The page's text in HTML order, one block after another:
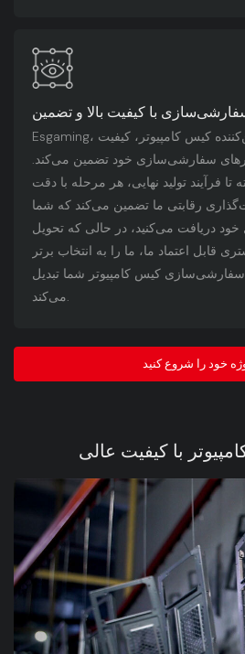
با کیفیت بالا و تضمین
Esgaming، به عنوان یک تامین‌کننده کیس کامپیوتر، کیفیت
سفارشی‌سازی خود تضمین می‌کند.
تا فرآیند تولید نهایی، هر مرحله با دقت
رقابتی ما تضمین می‌کند که شما
خود دریافت می‌کنید، در حالی که تحویل
قابل اعتماد ما، ما را به انتخاب برتر
سفارشی‌سازی کیس کامپیوتر شما تبدیل
می‌کند.
با کیفیت عالی